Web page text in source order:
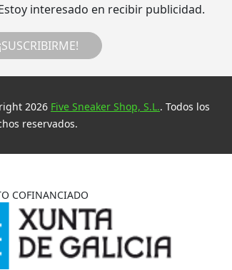
interesado en recibir publicidad.
¡SUSCRIBIRME!
2026 Five Sneaker Shop, S.L.. Todos los
reservados.
COFINANCIADO